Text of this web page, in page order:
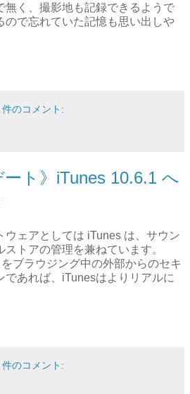
無く、撮影地も記録できるようで
ので忘れていた記憶も思い出しや
件のコメント:
ート》iTunes 10.6.1 へ
ウェアとしては iTunes は、サウン
ストアの管理を兼ねています。
ブラウジング中の外部からのセキ
であれば、iTunesはよりリアルに
件のコメント: